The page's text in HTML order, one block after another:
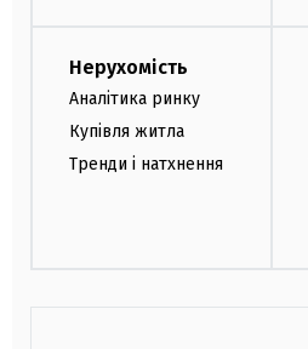
Нерухомість
Аналітика ринку
Купівля житла
Тренди і натхнення